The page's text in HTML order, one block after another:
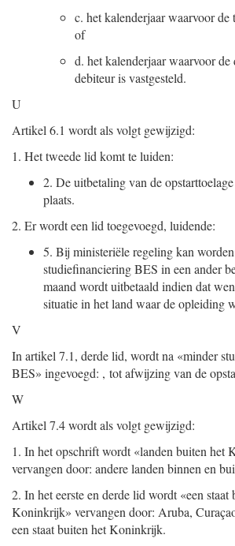
c. het kalenderjaar waarvoor de
of
d. het kalenderjaar waarvoor
debiteur is vastgesteld.
U
Artikel 6.1 wordt als volgt gewijzigd:
1. Het tweede lid komt te luiden:
2. De uitbetaling van de
plaats.
2. Er wordt een lid toegevoegd, luidende:
5. Bij ministeriële regeling kan
studiefinanciering BES in een ander
maand wordt uitbetaald indien dat
situatie in het land waar de opleiding
V
In artikel 7.1, derde lid, wordt na «minder
BES» ingevoegd: , tot afwijzing van de
W
Artikel 7.4 wordt als volgt gewijzigd:
1. In het opschrift wordt «landen buiten het
vervangen door: andere landen binnen en
2. In het eerste en derde lid wordt «een staat
Koninkrijk» vervangen door: Aruba,
een staat buiten het Koninkrijk.